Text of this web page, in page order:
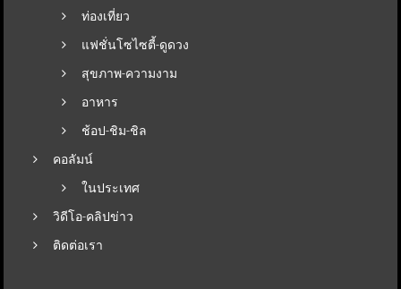
ท่องเที่ยว
แฟชั่นโซไซตี้-ดูดวง
สุขภาพ-ความงาม
อาหาร
ช้อป-ชิม-ชิล
คอลัมน์
ในประเทศ
วิดีโอ-คลิปข่าว
ติดต่อเรา